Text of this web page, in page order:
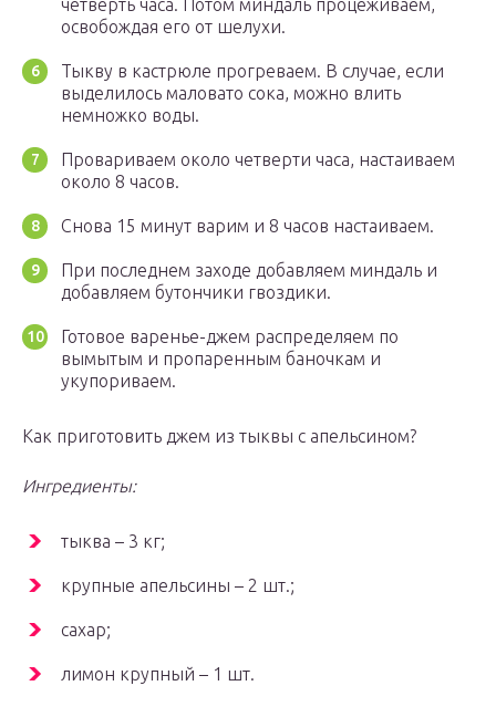
четверть часа. Потом миндаль процеживаем,
освобождая его от шелухи.
Тыкву в кастрюле прогреваем. В случае, если
выделилось маловато сока, можно влить
немножко воды.
Провариваем около четверти часа, настаиваем
около 8 часов.
Снова 15 минут варим и 8 часов настаиваем.
При последнем заходе добавляем миндаль и
добавляем бутончики гвоздики.
Готовое варенье-джем распределяем по
вымытым и пропаренным баночкам и
укупориваем.
Как приготовить джем из тыквы с апельсином?
Ингредиенты:
тыква – 3 кг;
крупные апельсины – 2 шт.;
сахар;
лимон крупный – 1 шт.